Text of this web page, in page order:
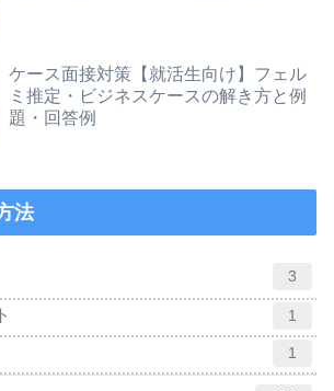
ケース面接対策【就活生向け】フェル
ミ推定・ビジネスケースの解き方と例
題・回答例
法
3
1
1